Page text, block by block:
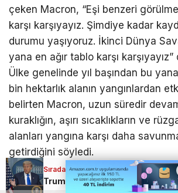
çeken Macron, “Eşi benzeri
karşı karşıyayız. Şimdiye kadar
durumu yaşıyoruz. İkinci Dünya
yana en ağır tablo karşı karşıyayız”
Ülke genelinde yıl başından bu
bin hektarlık alanın yangınlardan
belirten Macron, uzun süredir
kuraklığın, aşırı sıcaklıkların ve
alanları yangına karşı daha
getirdiğini söyledi.
“Bu mücadeleyi birlikte
Sıradaki Haber